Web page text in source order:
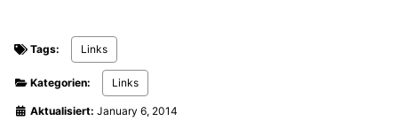
Tags: Links
Kategorien: Links
Aktualisiert: January 6, 2014